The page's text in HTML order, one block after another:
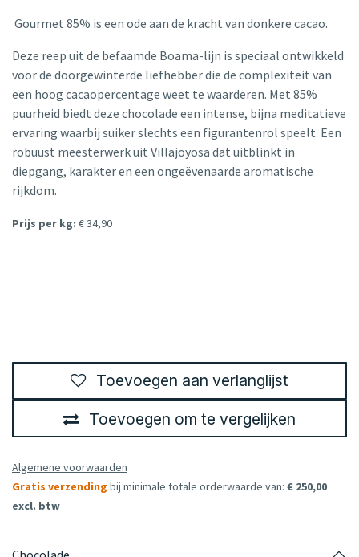
Gourmet 85% is een ode aan de kracht van donkere cacao.
Deze reep uit de befaamde Boama-lijn is speciaal ontwikkeld
voor de doorgewinterde liefhebber die de complexiteit van
een hoog cacaopercentage weet te waarderen. Met 85%
puurheid biedt deze chocolade een intense, bijna meditatieve
ervaring waarbij suiker slechts een figurantenrol speelt. Een
robuust meesterwerk uit Villajoyosa dat uitblinkt in
diepgang, karakter en een ongeëvenaarde aromatische
rijkdom.
Prijs per kg: € 34,90
Toevoegen om te vergelijken
Toevoegen aan verlanglijst
Algemene voorwaarden
Gratis verzending bij minimale totale orderwaarde van: € 250,00
excl. btw